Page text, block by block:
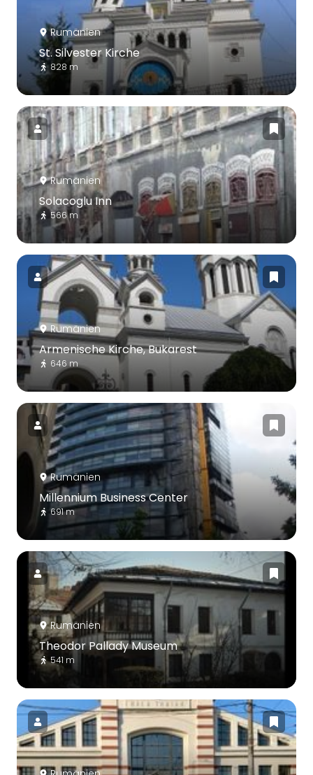
Rumänien
St. Silvester Kirche
828 m
Rumänien
Solacoglu Inn
566 m
Rumänien
Armenische Kirche, Bukarest
646 m
Rumänien
Millennium Business Center
691 m
Rumänien
Theodor Pallady Museum
541 m